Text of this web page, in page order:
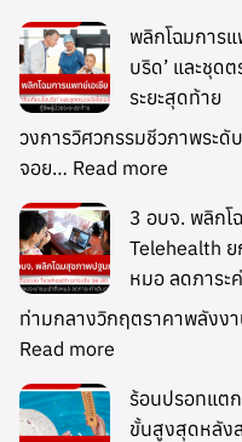
พลิกโฉมการแ
บริด’ และชุด
ระยะสุดท้าย
วงการวิศวกรรมชีวภาพระดั
จอย… Read more
3 อบจ. พลิกโ
Telehealth ย
หมอ ลดภาระ
ท่ามกลางวิกฤตราคาพลังง
Read more
ร้อนปรอทแตก
ขั้นสูงสุดหลัง